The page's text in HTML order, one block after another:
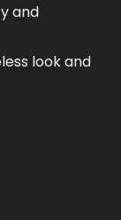
and
look and